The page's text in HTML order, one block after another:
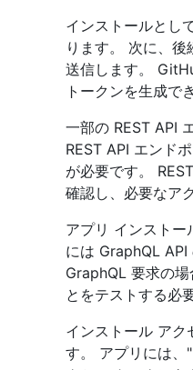
インストールとし
ります。 次に、
送信します。
トークンを生成で
一部の REST API
REST API エンド
が必要です。
確認し、必要なア
アプリ インストー
には GraphQL API
GraphQL 要求の
とをテストする必
インストール アク
す。 アプリには、